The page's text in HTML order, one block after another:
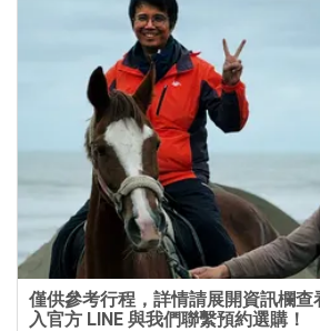
僅供參考行程，詳情請展開資訊欄查
入官方 LINE 與我們聯繫預約選購！